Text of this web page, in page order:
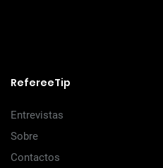
RefereeTip
Entrevistas
Sobre
Contactos